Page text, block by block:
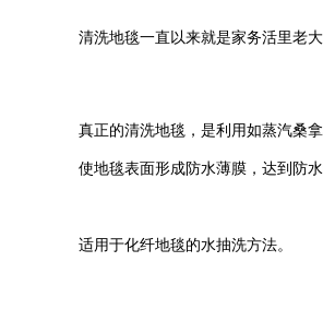
清洗地毯一直以来就是家务活里老
真正的清洗地毯，是利用如蒸汽桑
使地毯表面形成防水薄膜，达到防
适用于化纤地毯的水抽洗方法。